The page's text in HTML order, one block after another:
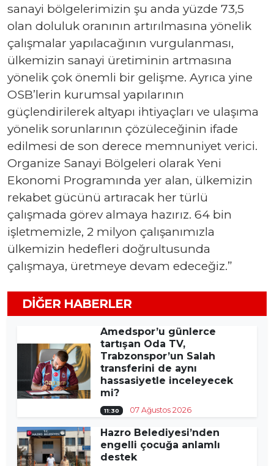
sanayi bölgelerimizin şu anda yüzde 73,5
olan doluluk oranının artırılmasına yönelik
çalışmalar yapılacağının vurgulanması,
ülkemizin sanayi üretiminin artmasına
yönelik çok önemli bir gelişme. Ayrıca yine
OSB’lerin kurumsal yapılarının
güçlendirilerek altyapı ihtiyaçları ve ulaşıma
yönelik sorunlarının çözüleceğinin ifade
edilmesi de son derece memnuniyet verici.
Organize Sanayi Bölgeleri olarak Yeni
Ekonomi Programında yer alan, ülkemizin
rekabet gücünü artıracak her türlü
çalışmada görev almaya hazırız. 64 bin
işletmemizle, 2 milyon çalışanımızla
ülkemizin hedefleri doğrultusunda
çalışmaya, üretmeye devam edeceğiz.”
DIĞER HABERLER
Amedspor’u günlerce
tartışan Oda TV,
Trabzonspor’un Salah
transferini de aynı
hassasiyetle inceleyecek
mi?
11:30 07 Ağustos 2026
Hazro Belediyesi’nden
engelli çocuğa anlamlı
destek